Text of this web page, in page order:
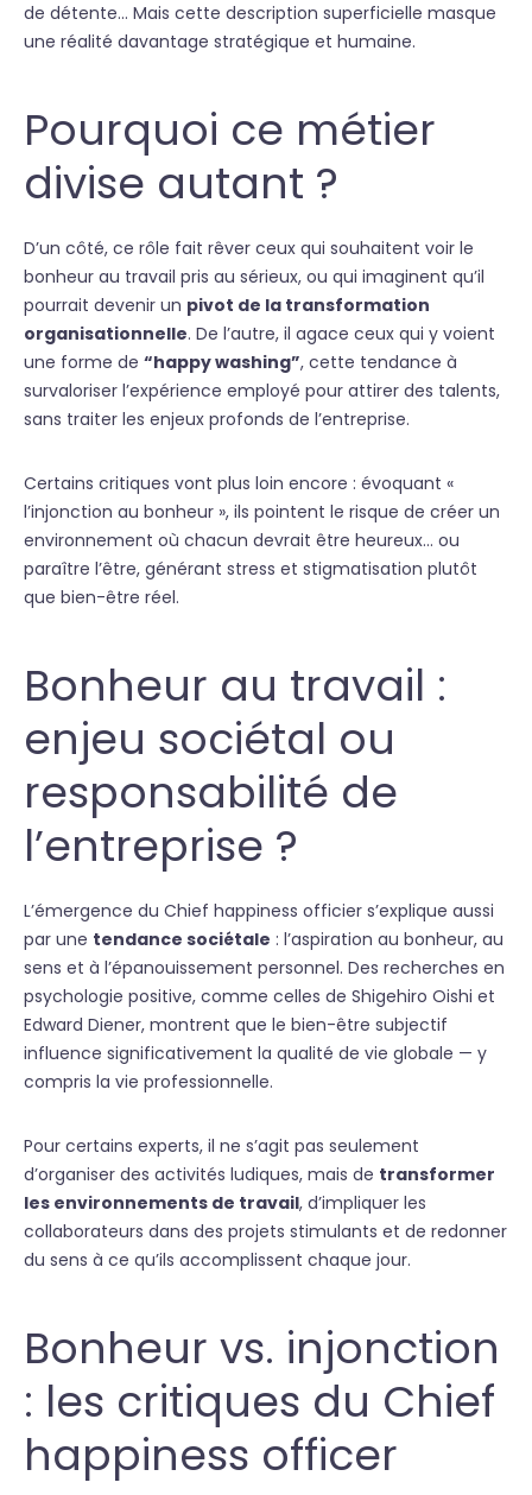
de détente… Mais cette description superficielle masque
une réalité davantage stratégique et humaine.
Pourquoi ce métier
divise autant ?
D’un côté, ce rôle fait rêver ceux qui souhaitent voir le
bonheur au travail pris au sérieux, ou qui imaginent qu’il
pourrait devenir un pivot de la transformation
organisationnelle. De l’autre, il agace ceux qui y voient
une forme de “happy washing”, cette tendance à
survaloriser l’expérience employé pour attirer des talents,
sans traiter les enjeux profonds de l’entreprise.
Certains critiques vont plus loin encore : évoquant «
l’injonction au bonheur », ils pointent le risque de créer un
environnement où chacun devrait être heureux… ou
paraître l’être, générant stress et stigmatisation plutôt
que bien-être réel.
Bonheur au travail :
enjeu sociétal ou
responsabilité de
l’entreprise ?
L’émergence du Chief happiness officier s’explique aussi
par une tendance sociétale : l’aspiration au bonheur, au
sens et à l’épanouissement personnel. Des recherches en
psychologie positive, comme celles de Shigehiro Oishi et
Edward Diener, montrent que le bien-être subjectif
influence significativement la qualité de vie globale — y
compris la vie professionnelle.
Pour certains experts, il ne s’agit pas seulement
d’organiser des activités ludiques, mais de transformer
les environnements de travail, d’impliquer les
collaborateurs dans des projets stimulants et de redonner
du sens à ce qu’ils accomplissent chaque jour.
Bonheur vs. injonction
: les critiques du Chief
happiness officer